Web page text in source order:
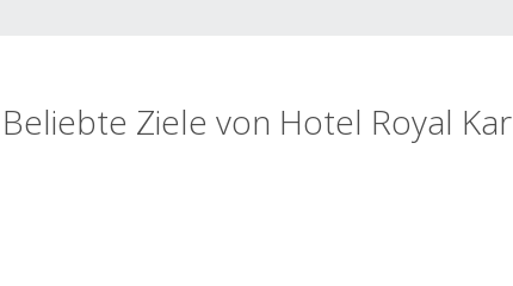
Beliebte Ziele von Hotel Royal